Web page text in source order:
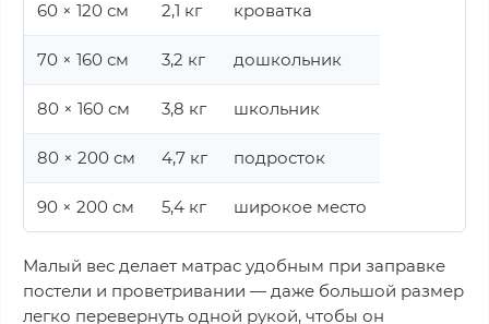
60 × 120 см 2,1 кг кроватка
70 × 160 см 3,2 кг дошкольник
80 × 160 см 3,8 кг школьник
80 × 200 см 4,7 кг подросток
90 × 200 см 5,4 кг широкое место
Малый вес делает матрас удобным при заправке
постели и проветривании — даже большой размер
легко перевернуть одной рукой, чтобы он